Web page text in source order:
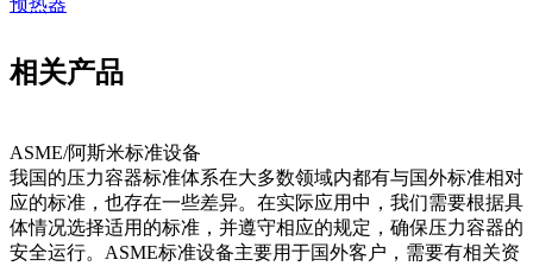
相关产品
ASME/阿斯米标准设备
我国的压力容器标准体系在大多数领域内都有与国外标准相对
应的标准，也存在一些差异。在实际应用中，我们需要根据具
体情况选择适用的标准，并遵守相应的规定，确保压力容器的
安全运行。ASME标准设备主要用于国外客户，需要有相关资